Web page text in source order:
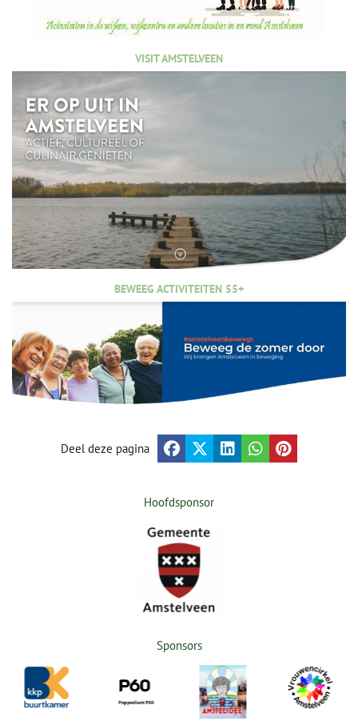
VISIT AMSTELVEEN
BEWEEG ACTIVITEITEN 55+
Deel deze pagina
Hoofdsponsor
Sponsors